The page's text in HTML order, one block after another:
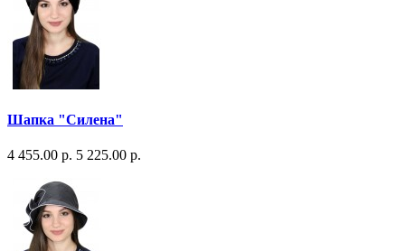
Шапка "Силена"
4 455.00 р. 5 225.00 р.